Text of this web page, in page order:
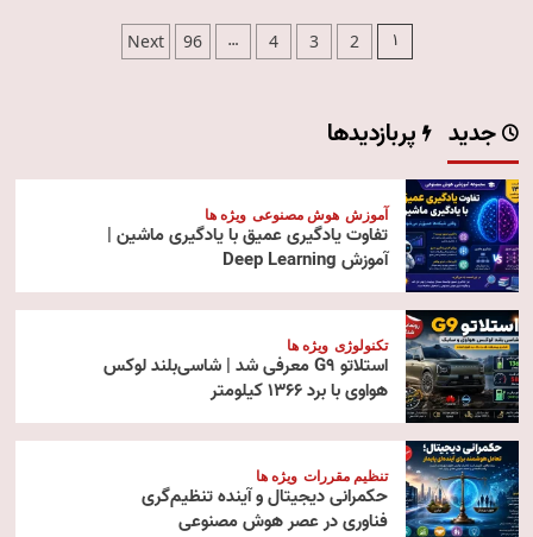
صفحه‌بندی
1
2
3
4
…
96
Next
جدید پربازدیدها
آموزش هوش مصنوعی ویژه ها
تفاوت یادگیری عمیق با یادگیری ماشین |
آموزش Deep Learning
تکنولوژی ویژه ها
استلاتو G9 معرفی شد | شاسی‌بلند لوکس
هواوی با برد ۱۳۶۶ کیلومتر
تنظیم مقررات ویژه ها
حکمرانی دیجیتال و آینده تنظیم‌گری
فناوری در عصر هوش مصنوعی